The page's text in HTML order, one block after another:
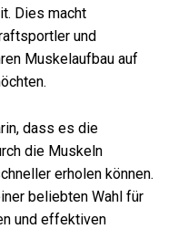
Dies macht
und
Muskelaufbau auf
dass es die
die Muskeln
erholen können.
beliebten Wahl für
und effektiven